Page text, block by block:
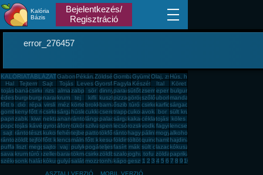
Kalória
Bázis
Bejelentkezés/
Regisztráció
error_276457
KALÓRIATÁBLÁZATGabona, mag, örlemény
Pékáru, édesség, sütemény, rágcsa, tészta
Zöldség, fűszer
GombaGyümölcsOlaj, zsíradékHús, húskészítmény
Hal
TejtermékSajt Tojás Leves Gyorsfagyasztott, dobozos, konzerv étel
Fagylalt, jégkrém
Készétel Ital
Köret
tojás banáncsirkemell
rizs alma zabpehely
sör dinnyeparadicsom
sütőtökzsemleeper bulgur
édesburgonya
burgonyaburgonyanarancskrumplitej kifli kuszkusz
pizzagörögdinnye
szőlőuborkamandarin
főtt tojás
dió répa virsli méz körte brokkolibarnarizsőszibarack
túró csirkecomb
karfiolsárgadinnye
gombakenyérfőtt rizscsirkemájsárgarépa
húslevescukkinicseresznyetrappista sajt
cukoravokádó
bor sült krumpli
paprikazabkása
kiwi nektarinananászrántott hús
lángospalacsintasárgabarack
kakaós csiga
céklatojásfehérje
köles
popcorntojásrántotta
kávégyrosáfonyatükörtojás
szilvaspenótlecsórozskenyér
vodkafagyi lencse
sajt rántott csirkemell
tésztakukoricafehér kenyér
tejbegrízpattogatott kukorica
tökfőzelék
rántottahagymapálinkamogyoróalkohol
rántott sajt
zöldbabtejfölfőtt kukorica
lencsefőzelék
málnafőtt krumpli
kesudióföldimogyoró
töltött káposzta
quinoahamburger
hajdina
puffasztott rizs
liszt meggysajtos pogácsa
vaj pulykamell
pogácsateljes kiőrlésû kenyér
fasírt mák sült csirkecomb
lazackókuszzsír
savanyú káposzta
krumplipüré
túró rudizellerbaracktökmagcsirkemell sonka
zöldbabfőzelék
szalonnajoghurttofu zöldalmapaprikás krumpli
székelykáposzta
sonkahalászlékókuszreszelék
gulyásleves
salátamozzarella
tonhalkáposztagesztenye
1 2 3 4 5 6 7 8 9 10
ASZTALI VERZIÓ
MOBIL VERZIÓ